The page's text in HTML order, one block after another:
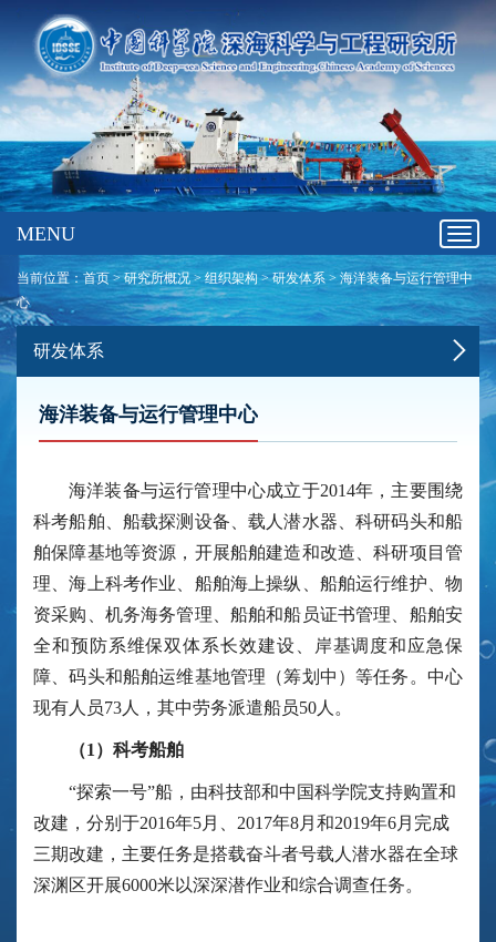
MENU
当前位置：首页 >研究所概况>组织架构>研发体系> 海洋装备与运行管理中
心
研发体系
海洋装备与运行管理中心
海洋装备与运行管理中心成立于2014年，主要围绕
科考船舶、船载探测设备、载人潜水器、科研码头和船
舶保障基地等资源，开展船舶建造和改造、科研项目管
理、海上科考作业、船舶海上操纵、船舶运行维护、物
资采购、机务海务管理、船舶和船员证书管理、船舶安
全和预防系维保双体系长效建设、岸基调度和应急保
障、码头和船舶运维基地管理（筹划中）等任务。中心
现有人员73人，其中劳务派遣船员50人。
（1）科考船舶
“探索一号”船，由科技部和中国科学院支持购置和
改建，分别于2016年5月、2017年8月和2019年6月完成
三期改建，主要任务是搭载奋斗者号载人潜水器在全球
深渊区开展6000米以深深潜作业和综合调查任务。